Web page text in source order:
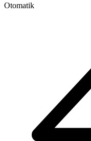
Otomatik